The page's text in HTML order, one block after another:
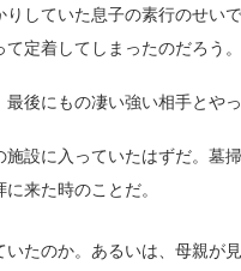
していた息子の素行のせい
定着してしまったのだろう。
にもの凄い強い相手とやっ
設に入っていたはずだ。墓
来た時のことだ。
たのか。あるいは、母親が